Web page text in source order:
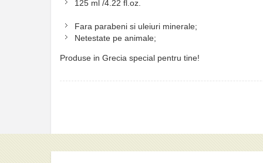
125 ml /4.22 fl.oz.
Fara parabeni si uleiuri minerale;
Netestate pe animale;
Produse in Grecia special pentru tine!